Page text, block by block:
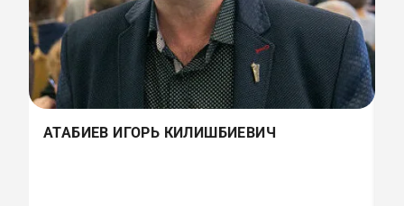
АТАБИЕВ ИГОРЬ КИЛИШБИЕВИЧ